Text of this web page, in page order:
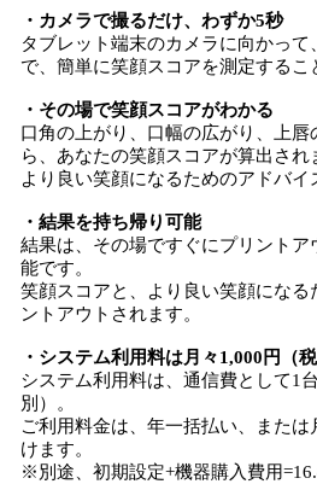
・カメラで撮るだけ、わずか5秒
タブレット端末のカメラに向かっ
で、簡単に笑顔スコアを測定するこ
・その場で笑顔スコアがわかる
口角の上がり、口幅の広がり、上
ら、あなたの笑顔スコアが算出され
より良い笑顔になるためのアドバイ
・結果を持ち帰り可能
結果は、その場ですぐにプリント
能です。
笑顔スコアと、より良い笑顔になる
ントアウトされます。
・システム利用料は月々1,000円（税
システム利用料は、通信費として1
別）。
ご利用料金は、年一括払い、また
けます。
※別途、初期設定+機器購入費用